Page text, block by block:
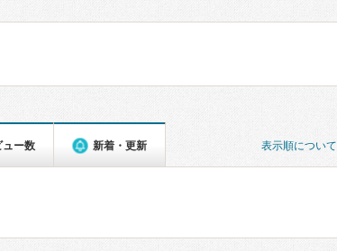
表示順について
ュー数 新着・更新